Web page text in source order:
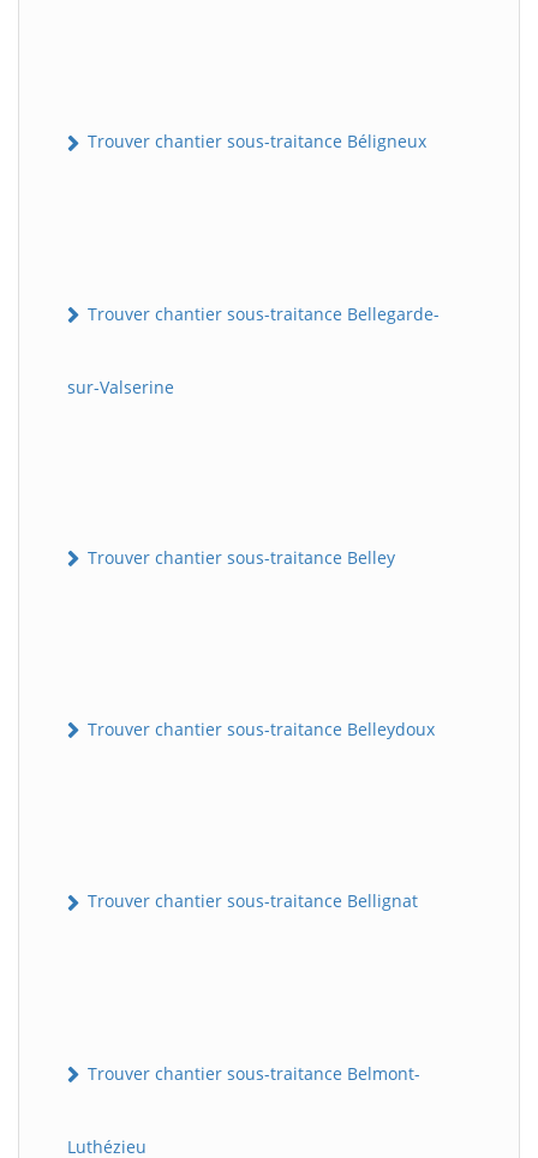
Trouver chantier sous-traitance Béligneux
Trouver chantier sous-traitance Bellegarde-
sur-Valserine
Trouver chantier sous-traitance Belley
Trouver chantier sous-traitance Belleydoux
Trouver chantier sous-traitance Bellignat
Trouver chantier sous-traitance Belmont-
Luthézieu